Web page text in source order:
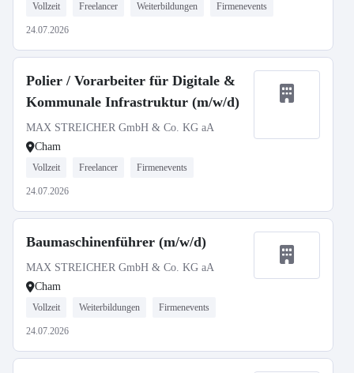
Vollzeit Freelancer Weiterbildungen Firmenevents
24.07.2026
Polier / Vorarbeiter für Digitale &
Kommunale Infrastruktur (m/w/d)
MAX STREICHER GmbH & Co. KG aA
Cham
Vollzeit Freelancer Firmenevents
24.07.2026
Baumaschinenführer (m/w/d)
MAX STREICHER GmbH & Co. KG aA
Cham
Vollzeit Weiterbildungen Firmenevents
24.07.2026